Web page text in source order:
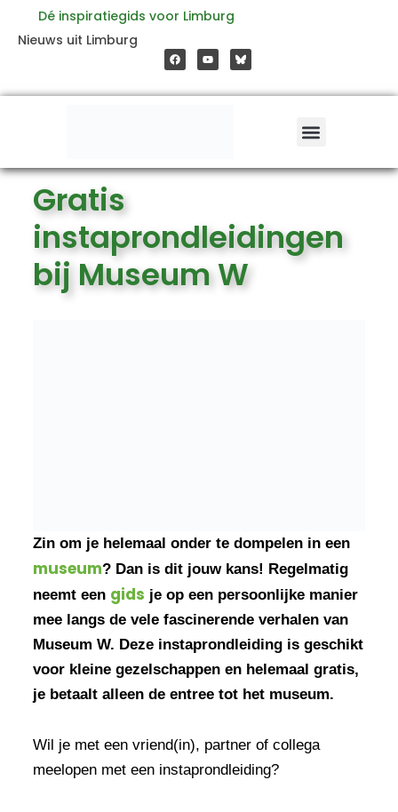
inhoud
Dé inspiratiegids voor Limburg
Nieuws uit Limburg
a
c
e
o
o
o
u
t
b
e
Gratis
instaprondleidingen
bij Museum W
Zin om je helemaal onder te dompelen in een
museum? Dan is dit jouw kans! Regelmatig
neemt een gids je op een persoonlijke manier
mee langs de vele fascinerende verhalen van
Museum W. Deze instaprondleiding is geschikt
voor kleine gezelschappen en helemaal gratis,
je betaalt alleen de entree tot het museum.
Wil je met een vriend(in), partner of collega
meelopen met een instaprondleiding?